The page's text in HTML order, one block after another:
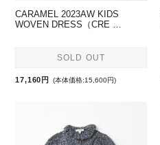
CARAMEL 2023AW KIDS
WOVEN DRESS（CRE …
SOLD OUT
17,160円 (本体価格:15,600円)